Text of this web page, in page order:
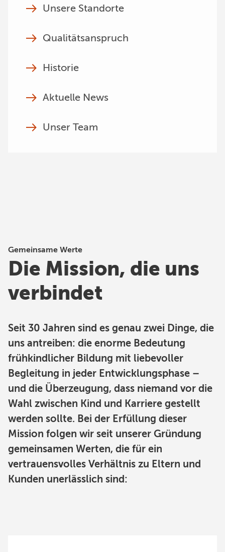
Unsere Standorte
Qualitätsanspruch
Historie
Aktuelle News
Unser Team
Gemeinsame Werte
Die Mission, die uns
verbindet
Seit 30 Jahren sind es genau zwei Dinge, die
uns antreiben: die enorme Bedeutung
frühkindlicher Bildung mit liebevoller
Begleitung in jeder Entwicklungsphase –
und die Überzeugung, dass niemand vor die
Wahl zwischen Kind und Karriere gestellt
werden sollte. Bei der Erfüllung dieser
Mission folgen wir seit unserer Gründung
gemeinsamen Werten, die für ein
vertrauensvolles Verhältnis zu Eltern und
Kunden unerlässlich sind: